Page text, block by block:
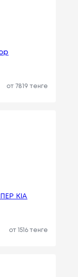
от 7819 тенге
KIA
от 1516 тенге